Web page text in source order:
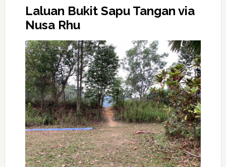
Laluan Bukit Sapu Tangan via
Nusa Rhu